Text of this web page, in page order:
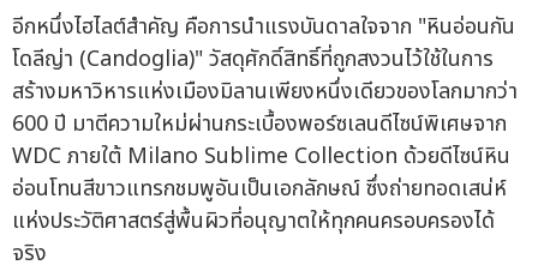
อีกหนึ่งไฮไลต์สำคัญ คือการนำแรงบันดาลใจจาก "หินอ่อนกัน
โดลีญ่า (Candoglia)" วัสดุศักดิ์สิทธิ์ที่ถูกสงวนไว้ใช้ในการ
สร้างมหาวิหารแห่งเมืองมิลานเพียงหนึ่งเดียวของโลกมากว่า
600 ปี มาตีความใหม่ผ่านกระเบื้องพอร์ซเลนดีไซน์พิเศษจาก
WDC ภายใต้ Milano Sublime Collection ด้วยดีไซน์หิน
อ่อนโทนสีขาวแทรกชมพูอันเป็นเอกลักษณ์ ซึ่งถ่ายทอดเสน่ห์
แห่งประวัติศาสตร์สู่พื้นผิวที่อนุญาตให้ทุกคนครอบครองได้
จริง